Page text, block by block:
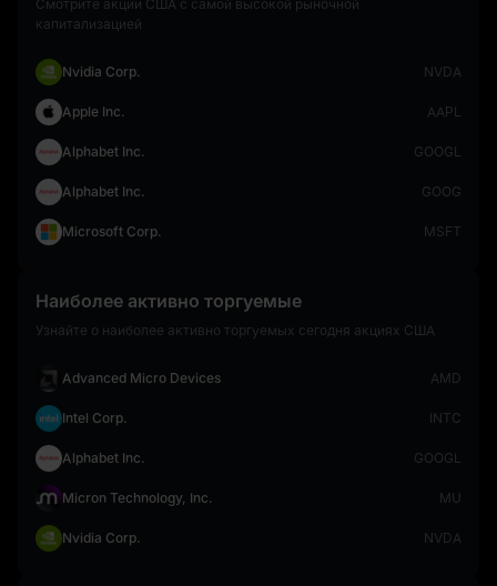
Смотрите акции США с самой высокой рыночной
капитализацией
Nvidia Corp. NVDA
Apple Inc. AAPL
Alphabet Inc. GOOGL
Alphabet Inc. GOOG
Microsoft Corp. MSFT
Наиболее активно торгуемые
Узнайте о наиболее активно торгуемых сегодня акциях США
Advanced Micro Devices AMD
Intel Corp. INTC
Alphabet Inc. GOOGL
Micron Technology, Inc. MU
Nvidia Corp. NVDA